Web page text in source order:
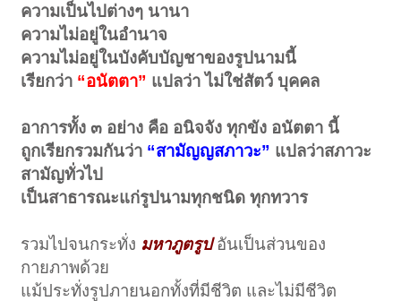
ความเป็นไปต่างๆ นานา
ความไม่อยู่ในอำนาจ
ความไม่อยู่ในบังคับบัญชาของรูปนามนี้
เรียกว่า “อนัตตา” แปลว่า ไม่ใช่สัตว์ บุคคล
อาการทั้ง ๓ อย่าง คือ อนิจจัง ทุกขัง อนัตตา นี้
ถูกเรียกรวมกันว่า “สามัญญสภาวะ” แปลว่าสภาวะ
สามัญทั่วไป
เป็นสาธารณะแก่รูปนามทุกชนิด ทุกทวาร
รวมไปจนกระทั่ง มหาภูตรูปอันเป็นส่วนของ
กายภาพด้วย
แม้ประทั่งรูปภายนอกทั้งที่มีชีวิต และไม่มีชีวิต